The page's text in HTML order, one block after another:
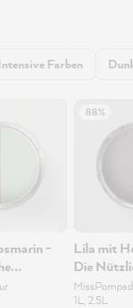
Farben
-
88%
Lila mit
Die
1L, 2.5L